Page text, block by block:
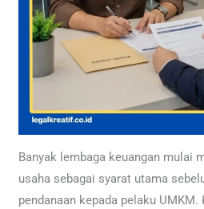
Banyak lembaga keuangan mulai
usaha sebagai syarat utama
pendanaan kepada pelaku